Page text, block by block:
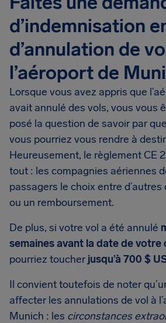
d’indemnisation
d’annulation de
l’aéroport de
Lorsque vous avez appris que
avait annulé des vols, vous vous
posé la question de savoir par
vous pourriez vous rendre à
Heureusement, le règlement CE
tout : les compagnies aériennes
passagers le choix entre
ou un remboursement.
De plus, si votre vol a été annulé
semaines avant la date de votre
pourriez toucher jusqu’à 700 $
Il convient toutefois de noter
affecter les annulations de vol à
Munich : les circonstances